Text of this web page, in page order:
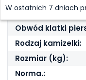
Parametry
Obwód klatki
Rodzaj kamizelki:
Rozmiar (kg):
Norma.:
W ostatnich 7 dniach